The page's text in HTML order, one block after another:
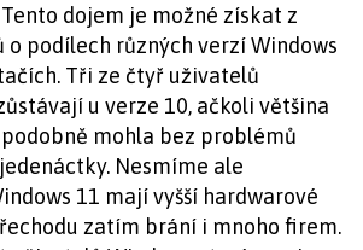
dojem je možné získat z
podílech různých verzí Windows
Tři ze čtyř uživatelů
u verze 10, ačkoli většina
mohla bez problémů
Nesmíme ale
11 mají vyšší hardwarové
zatím brání i mnoho firem.